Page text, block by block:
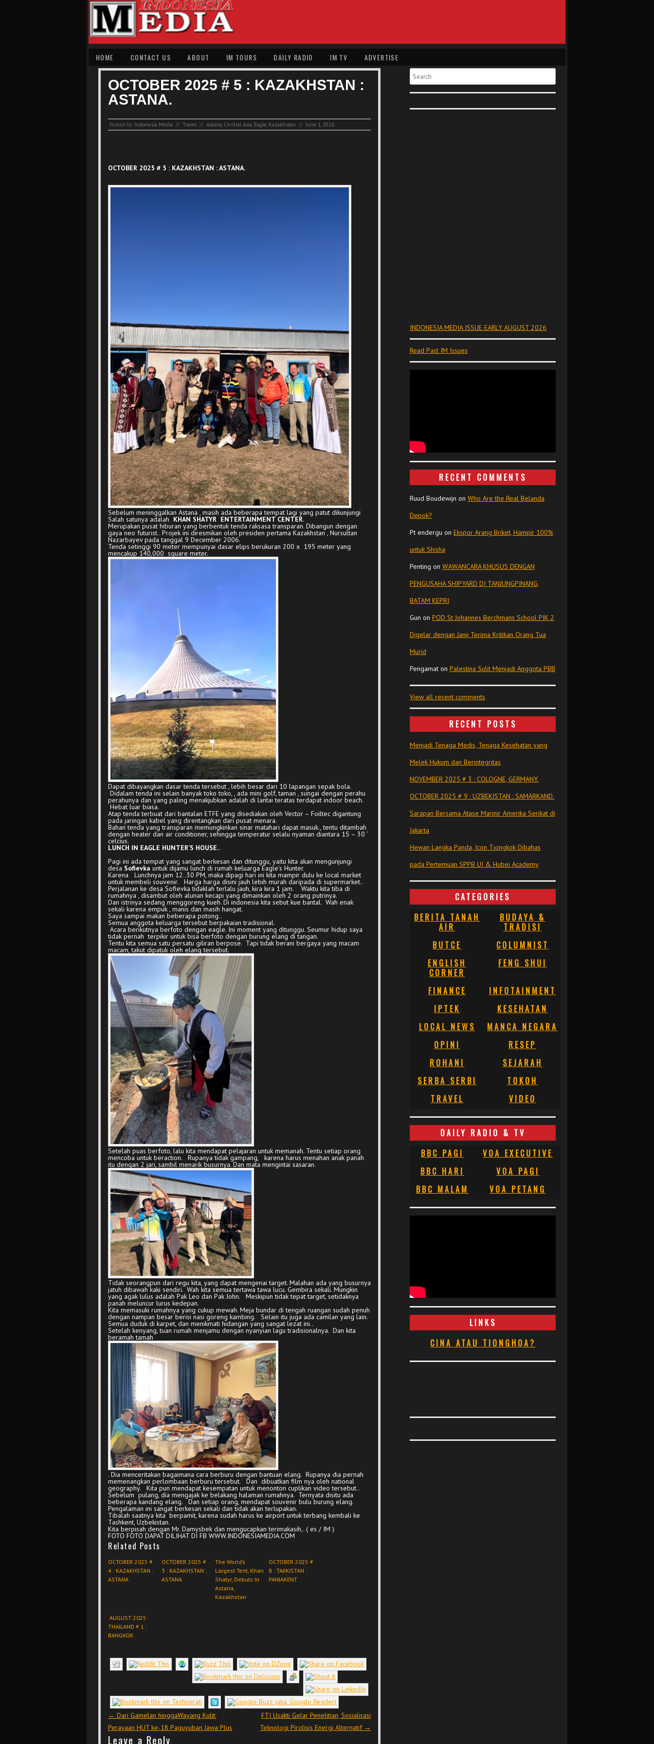
HOME CONTACT US ABOUT IM TOURS DAILY RADIO IM TV ADVERTISE
OCTOBER 2025 # 5 : KAZAKHSTAN :
ASTANA.
Posted by: Indonesia Media // Travel // Astana, Central Asia, Eagle, Kazakhstan // June 1, 2026
OCTOBER 2025 # 5 : KAZAKHSTAN : ASTANA.
Sebelum meninggalkan Astana , masih ada beberapa tempat lagi yang patut dikunjungi
Salah satunya adalah KHAN SHATYR ENTERTAINMENT CENTER.
Merupakan pusat hiburan yang berbentuk tenda raksasa transparan. Dibangun dengan
gaya neo futurist.. Projek ini diresmikan oleh presiden pertama Kazakhstan , Nursultan
Nazarbayev pada tanggal 9 December 2006.
Tenda setinggi 90 meter mempunyai dasar elips berukuran 200 x 195 meter yang
mencakup 140,000 square meter.
Dapat dibayangkan dasar tenda tersebut , lebih besar dari 10 lapangan sepak bola.
Didalam tenda ini selain banyak toko toko, , ada mini golf, taman , sungai dengan perahu
perahunya dan yang paling menakjubkan adalah di lantai teratas terdapat indoor beach.
Hebat luar biasa.
Atap tenda terbuat dari bantalan ETFE yang disediakan oleh Vector – Foiltec digantung
pada jaringan kabel yang direntangkan dari pusat menara.
Bahan tenda yang transparan memungkinkan sinar matahari dapat masuk., tentu ditambah
dengan heater dan air conditioner, sehingga temperatur selalu nyaman diantara 15 – 30 ‘
celcius.
LUNCH IN EAGLE HUNTER’S HOUSE..
Pagi ini ada tempat yang sangat berkesan dan ditunggu, yaitu kita akan mengunjungi
desa Sofievka untuk dijamu lunch di rumah keluarga Eagle’s Hunter.
Karena Lunchnya jam 12..30 PM, maka dipagi hari ini kita mampir dulu ke local market
untuk membeli souvenir. Harga harga disini jauh lebih murah daripada di supermarket..
Perjalanan ke desa Sofievka tidaklah terlalu jauh, kira kira 1 jam. Waktu kita tiba di
rumahnya , disambut oleh alunan kecapi yang dimainkan oleh 2 orang putrinya.
Dan istrinya sedang menggoreng kueh. Di indonesia kita sebut kue bantal. Wah enak
sekali karena empuk , manis dan masih hangat.
Saya sampai makan beberapa potong..
Semua anggota keluarga tersebut berpakaian tradisional.
Acara berikutnya berfoto dengan eagle. Ini moment yang ditunggu. Seumur hidup saya
tidak pernah terpikir untuk bisa berfoto dengan burung elang di tangan.
Tentu kita semua satu persatu giliran berpose. Tapi tidak berani bergaya yang macam
macam, takut dipatuk oleh elang tersebut.
Setelah puas berfoto, lalu kita mendapat pelajaran untuk memanah. Tentu setiap orang
mencoba untuk beraction. Rupanya tidak gampang, karena harus menahan anak panah
itu dengan 2 jari, sambil menarik busurnya. Dan mata mengintai sasaran.
Tidak seorangpun dari regu kita, yang dapat mengenai target. Malahan ada yang busurnya
jatuh dibawah kaki sendiri. Wah kita semua tertawa tawa lucu. Gembira sekali. Mungkin
yang agak lulus adalah Pak Leo dan Pak John. Meskipun tidak tepat target, setidaknya
panah meluncur lurus kedepan.
Kita memasuki rumahnya yang cukup mewah. Meja bundar di tengah ruangan sudah penuh
dengan nampan besar berisi nasi goreng kambing. Selain itu juga ada camilan yang lain.
Semua duduk di karpet, dan menikmati hidangan yang sangat lezat ini..
Setelah kenyang, tuan rumah menjamu dengan nyanyian lagu tradisionalnya. Dan kita
beramah tamah
. Dia menceritakan bagaimana cara berburu dengan bantuan elang. Rupanya dia pernah
memenangkan perlombaan berburu tersebut. Dan dibuatkan film nya oleh national
geography. Kita pun mendapat kesempatan untuk menonton cuplikan video tersebut..
Sebelum pulang, dia mengajak ke belakang halaman rumahnya. Ternyata disitu ada
beberapa kandang elang. Dan setiap orang, mendapat souvenir bulu burung elang.
Pengalaman ini sangat berkesan sekali dan tidak akan terlupakan.
Tibalah saatnya kita berpamit, karena sudah harus ke airport untuk terbang kembali ke
Tashkent, Uzbekistan.
Kita berpisah dengan Mr. Damysbek dan mengucapkan terimakasih,. ( es / IM )
FOTO FOTO DAPAT DILIHAT DI FB WWW.INDONESIAMEDIA.COM
Related Posts
OCTOBER 2025 #
4 : KAZAKHSTAN :
ASTANA
OCTOBER 2025 #
3 : KAZAKHSTAN ;
ASTANA
The World’s
Largest Tent, Khan
Shatyr, Debuts In
Astana,
Kazakhstan
OCTOBER 2025 #
8 : TAJIKISTAN :
PANJAKENT
AUGUST 2025:
THAILAND # 1 :
BANGKOK
Post navigation
← Dari Gamelan hinggaWayang Kulit:
Perayaan HUT ke-18 Paguyuban Jawa Plus
FTI Usakti Gelar Penelitian, Sosialisasi
Teknologi Pirolisis Energi Alternatif →
Leave a Reply
Search
INDONESIA MEDIA ISSUE EARLY AUGUST 2026
Read Past IM Issues
RECENT COMMENTS
Ruud Boudewijn on Who Are the Real Belanda
Depok?
Pt endergu on Ekspor Arang Briket, Hampir 100%
untuk Shisha
Penting on WAWANCARA KHUSUS DENGAN
PENGUSAHA SHIPYARD DI TANJUNGPINANG,
BATAM KEPRI
Gun on POD St Johannes Berchmans School PIK 2
Digelar dengan Janji Terima Kritikan Orang Tua
Murid
Pengamat on Palestina Sulit Menjadi Anggota PBB
View all recent comments
RECENT POSTS
Menjadi Tenaga Medis, Tenaga Kesehatan yang
Melek Hukum dan Berintegritas
NOVEMBER 2025 # 3 : COLOGNE, GERMANY.
OCTOBER 2025 # 9 : UZBEKISTAN : SAMARKAND.
Sarapan Bersama Atase Marinir Amerika Serikat di
Jakarta
Hewan Langka Panda, Icon Tiongkok Dibahas
pada Pertemuan SPPB UI & Hubei Academy
CATEGORIES
BERITA TANAH
AIR
BUDAYA &
TRADISI
BUTCE
COLUMNIST
ENGLISH
CORNER
FENG SHUI
FINANCE
INFOTAINMENT
IPTEK
KESEHATAN
LOCAL NEWS
MANCA NEGARA
OPINI
RESEP
ROHANI
SEJARAH
SERBA SERBI
TOKOH
TRAVEL
VIDEO
DAILY RADIO & TV
BBC PAGI
VOA EXECUTIVE
BBC HARI
VOA PAGI
BBC MALAM
VOA PETANG
LINKS
CINA ATAU TIONGHOA?